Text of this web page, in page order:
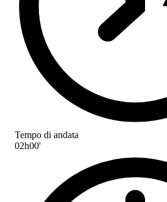
Tempo di andata
02h00'